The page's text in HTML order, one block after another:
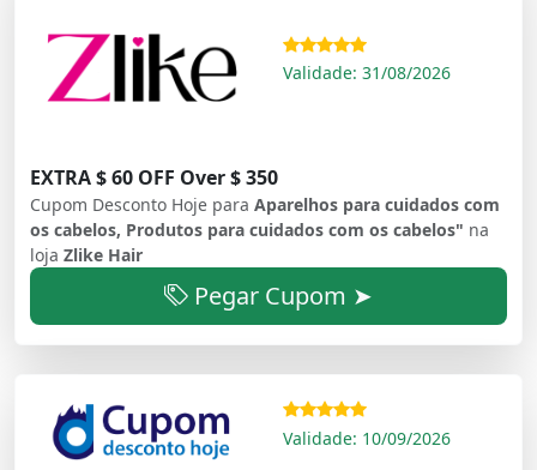
Validade: 31/08/2026
EXTRA $ 60 OFF Over $ 350
Cupom Desconto Hoje para Aparelhos para cuidados com
os cabelos, Produtos para cuidados com os cabelos" na
loja Zlike Hair
Pegar Cupom ➤
Validade: 10/09/2026